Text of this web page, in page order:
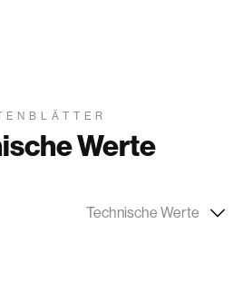
Werte
Technische Werte